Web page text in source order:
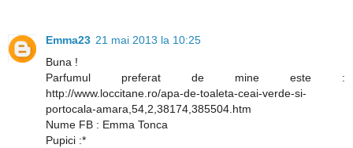
Emma23 21 mai 2013 la 10:25
Buna !
Parfumul preferat de mine este :
http://www.loccitane.ro/apa-de-toaleta-ceai-verde-si-
portocala-amara,54,2,38174,385504.htm
Nume FB : Emma Tonca
Pupici :*